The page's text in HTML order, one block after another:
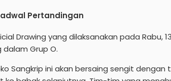
Pertandingan
Drawing yang dilaksanakan pada Rabu,
Grup O.
Sangkrip ini akan bersaing sengit